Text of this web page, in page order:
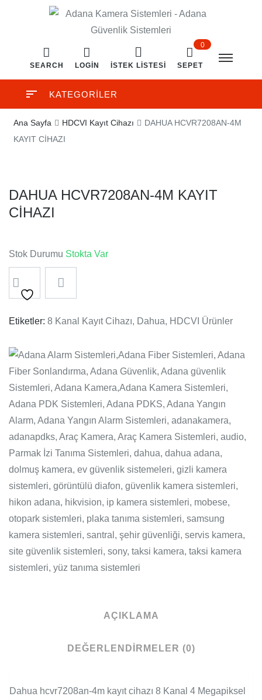
SEARCH LOGIN İSTEK LISTESI
0
SEPET
KATEGORİLER
Ana Sayfa HDCVI Kayıt Cihazı
DAHUA HCVR7208AN-4M
KAYIT CİHAZI
DAHUA HCVR7208AN-4M KAYIT
CİHAZI
Stok Durumu Stokta Var
Etiketler: 8 Kanal Kayıt Cihazı Dahua HDCVI Ürünler
AÇIKLAMA
DEĞERLENDIRMELER (0)
Dahua hcvr7208an-4m kayıt cihazı 8 Kanal 4 Megapiksel